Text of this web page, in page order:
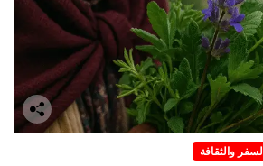
والثقافة